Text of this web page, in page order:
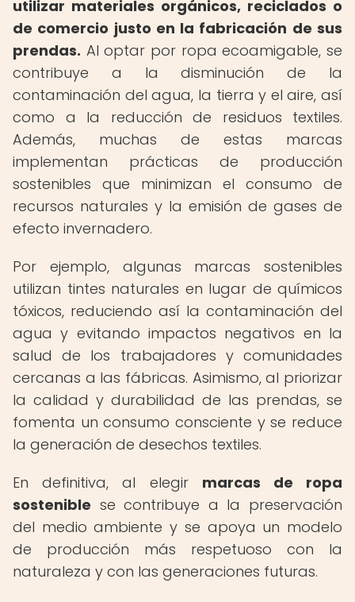
utilizar materiales orgánicos, reciclados o
de comercio justo en la fabricación de sus
prendas. Al optar por ropa ecoamigable, se
contribuye a la disminución de la
contaminación del agua, la tierra y el aire, así
como a la reducción de residuos textiles.
Además, muchas de estas marcas
implementan prácticas de producción
sostenibles que minimizan el consumo de
recursos naturales y la emisión de gases de
efecto invernadero.
Por ejemplo, algunas marcas sostenibles
utilizan tintes naturales en lugar de químicos
tóxicos, reduciendo así la contaminación del
agua y evitando impactos negativos en la
salud de los trabajadores y comunidades
cercanas a las fábricas. Asimismo, al priorizar
la calidad y durabilidad de las prendas, se
fomenta un consumo consciente y se reduce
la generación de desechos textiles.
En definitiva, al elegir marcas de ropa
sostenible se contribuye a la preservación
del medio ambiente y se apoya un modelo
de producción más respetuoso con la
naturaleza y con las generaciones futuras.